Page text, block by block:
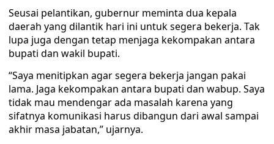
Seusai pelantikan, gubernur meminta dua kepala
daerah yang dilantik hari ini untuk segera bekerja. Tak
lupa juga dengan tetap menjaga kekompakan antara
bupati dan wakil bupati.
“Saya menitipkan agar segera bekerja jangan pakai
lama. Jaga kekompakan antara bupati dan wabup. Saya
tidak mau mendengar ada masalah karena yang
sifatnya komunikasi harus dibangun dari awal sampai
akhir masa jabatan,” ujarnya.